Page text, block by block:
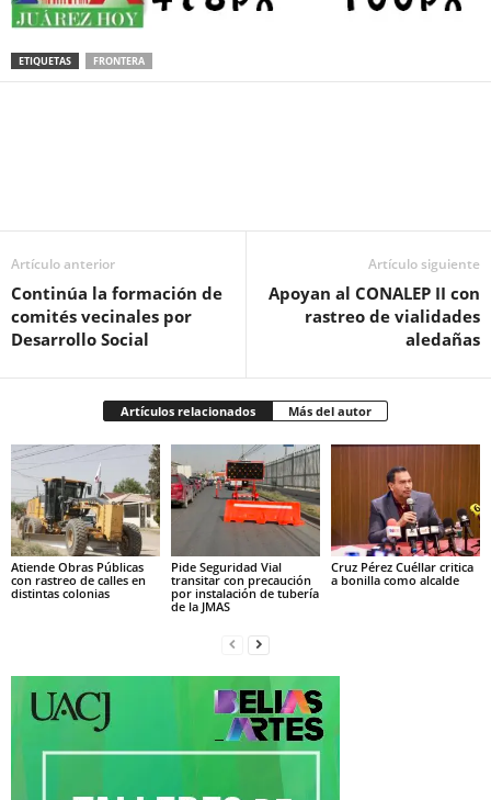
ETIQUETAS FRONTERA
Artículo anterior
Continúa la formación de
comités vecinales por
Desarrollo Social
Artículo siguiente
Apoyan al CONALEP II con
rastreo de vialidades
aledañas
Artículos relacionados Más del autor
Atiende Obras Públicas
con rastreo de calles en
distintas colonias
Pide Seguridad Vial
transitar con precaución
por instalación de tubería
de la JMAS
Cruz Pérez Cuéllar critica
a bonilla como alcalde